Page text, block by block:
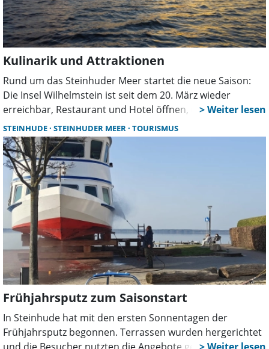
Kulinarik und Attraktionen
Rund um das Steinhuder Meer startet die neue Saison:
Die Insel Wilhelmstein ist seit dem 20. März wieder
erreichbar, Restaurant und Hotel öffnen, und ein
vielseitiges Veranstaltungsprogramm wartet. In Mardorf
entsteht zudem der neue „SkyLoop“ als spektakuläre
Attraktion.
STEINHUDE STEINHUDER MEER TOURISMUS
Frühjahrsputz zum Saisonstart
In Steinhude hat mit den ersten Sonnentagen der
Frühjahrsputz begonnen. Terrassen wurden hergerichtet